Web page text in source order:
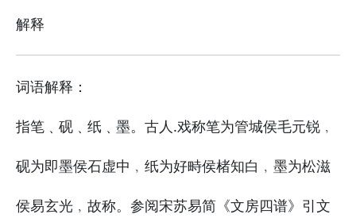
解释
词语解释：
指笔﹑砚﹑纸﹑墨。古人.戏称笔为管城侯毛元锐﹐
砚为即墨侯石虚中﹐纸为好畤侯楮知白﹐墨为松滋
侯易玄光﹐故称。参阅宋苏易简《文房四谱》引文